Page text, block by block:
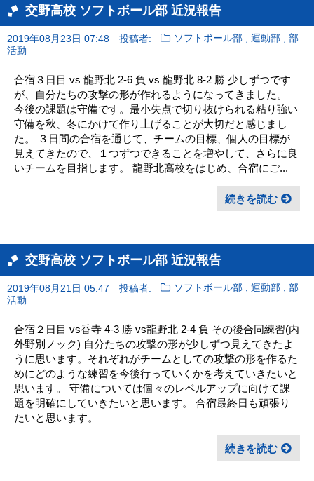
交野高校 ソフトボール部 近況報告
2019年08月23日 07:48 投稿者: ソフトボール部 ,運動部 ,部
活動
合宿３日目 vs 龍野北 2-6 負 vs 龍野北 8-2 勝 少しずつです
が、自分たちの攻撃の形が作れるようになってきました。
今後の課題は守備です。最小失点で切り抜けられる粘り強い
守備を秋、冬にかけて作り上げることが大切だと感じまし
た。 ３日間の合宿を通じて、チームの目標、個人の目標が
見えてきたので、１つずつできることを増やして、さらに良
いチームを目指します。 龍野北高校をはじめ、合宿にご...
続きを読む
交野高校 ソフトボール部 近況報告
2019年08月21日 05:47 投稿者: ソフトボール部 ,運動部 ,部
活動
合宿２日目 vs香寺 4-3 勝 vs龍野北 2-4 負 その後合同練習(内
外野別ノック) 自分たちの攻撃の形が少しずつ見えてきたよ
うに思います。それぞれがチームとしての攻撃の形を作るた
めにどのような練習を今後行っていくかを考えていきたいと
思います。 守備については個々のレベルアップに向けて課
題を明確にしていきたいと思います。 合宿最終日も頑張り
たいと思います。
続きを読む